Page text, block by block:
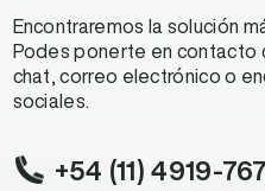
Encontraremos la solución
Podes ponerte en contacto
chat, correo electrónico o
sociales.
+54 (11) 4919-